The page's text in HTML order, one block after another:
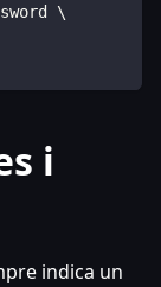
\
i
indica un